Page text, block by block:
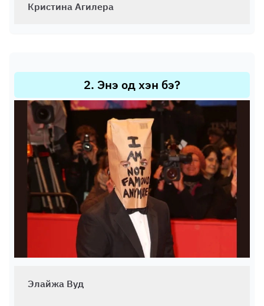
Кристина Агилера
2. Энэ од хэн бэ?
Элайжа Вуд